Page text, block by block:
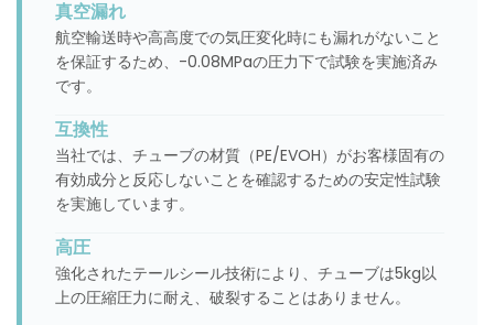
真空漏れ
航空輸送時や高高度での気圧変化時にも漏れがないこと
を保証するため、-0.08MPaの圧力下で試験を実施済み
です。
互換性
当社では、チューブの材質（PE/EVOH）がお客様固有の
有効成分と反応しないことを確認するための安定性試験
を実施しています。
高圧
強化されたテールシール技術により、チューブは5kg以
上の圧縮圧力に耐え、破裂することはありません。